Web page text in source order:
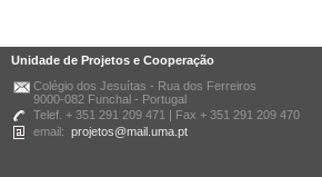
Unidade de Projetos e Cooperação
Colégio dos Jesuítas - Rua dos Ferreiros
9000-082 Funchal - Portugal
Telef. + 351 291 209 471 | Fax + 351 291 209 470
email: projetos@mail.uma.pt